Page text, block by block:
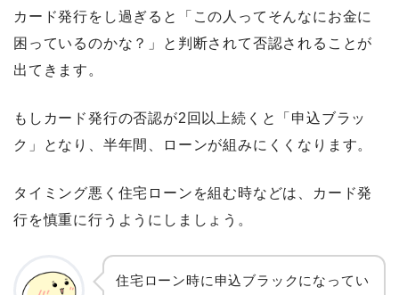
カード発行をし過ぎると「この人ってそんなにお金に
困っているのかな？」と判断されて否認されることが
出てきます。
もしカード発行の否認が2回以上続くと「申込ブラッ
ク」となり、半年間、ローンが組みにくくなります。
タイミング悪く住宅ローンを組む時などは、カード発
行を慎重に行うようにしましょう。
住宅ローン時に申込ブラックになってい